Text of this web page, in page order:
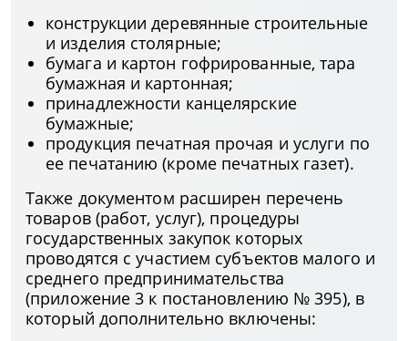
конструкции деревянные строительные
и изделия столярные;
бумага и картон гофрированные, тара
бумажная и картонная;
принадлежности канцелярские
бумажные;
продукция печатная прочая и услуги по
ее печатанию (кроме печатных газет).
Также документом расширен перечень
товаров (работ, услуг), процедуры
государственных закупок которых
проводятся с участием субъектов малого и
среднего предпринимательства
(приложение 3 к постановлению № 395), в
который дополнительно включены: